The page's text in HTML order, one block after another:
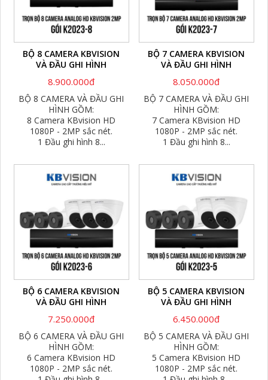
BỘ 8 CAMERA KBVISION
VÀ ĐẦU GHI HÌNH
8.900.000đ
BỘ 8 CAMERA VÀ ĐẦU GHI
HÌNH GỒM:
8 Camera KBvision HD
1080P - 2MP sắc nét.
1 Đầu ghi hình 8...
BỘ 7 CAMERA KBVISION
VÀ ĐẦU GHI HÌNH
8.050.000đ
BỘ 7 CAMERA VÀ ĐẦU GHI
HÌNH GỒM:
7 Camera KBvision HD
1080P - 2MP sắc nét.
1 Đầu ghi hình 8...
BỘ 6 CAMERA KBVISION
VÀ ĐẦU GHI HÌNH
7.250.000đ
BỘ 6 CAMERA VÀ ĐẦU GHI
HÌNH GỒM:
6 Camera KBvision HD
1080P - 2MP sắc nét.
BỘ 5 CAMERA KBVISION
VÀ ĐẦU GHI HÌNH
6.450.000đ
BỘ 5 CAMERA VÀ ĐẦU GHI
HÌNH GỒM:
5 Camera KBvision HD
1080P - 2MP sắc nét.